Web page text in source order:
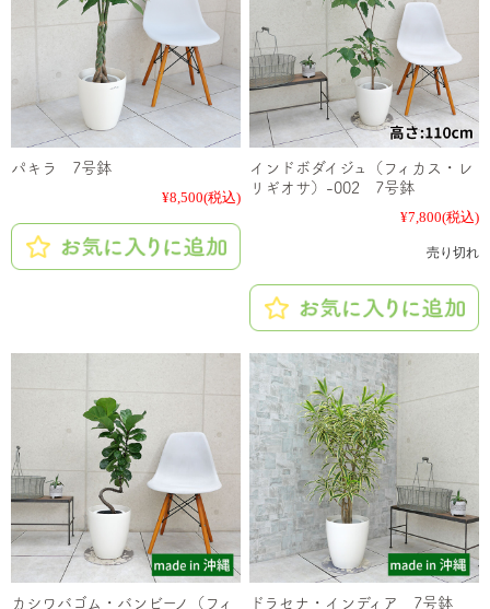
パキラ 7号鉢
¥8,500(税込)
インドボダイジュ（フィカス・レ
リギオサ）-002 7号鉢
¥7,800(税込)
売り切れ
カシワバゴム・バンビーノ（フィ
ドラセナ・インディア 7号鉢